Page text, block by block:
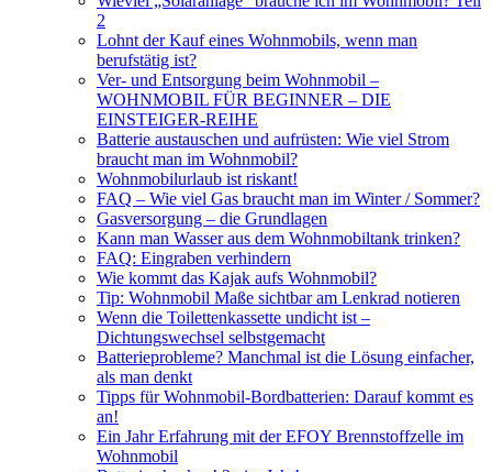
2
Lohnt der Kauf eines Wohnmobils, wenn man
berufstätig ist?
Ver- und Entsorgung beim Wohnmobil –
WOHNMOBIL FÜR BEGINNER – DIE
EINSTEIGER-REIHE
Batterie austauschen und aufrüsten: Wie viel Strom
braucht man im Wohnmobil?
Wohnmobilurlaub ist riskant!
FAQ – Wie viel Gas braucht man im Winter / Sommer?
Gasversorgung – die Grundlagen
Kann man Wasser aus dem Wohnmobiltank trinken?
FAQ: Eingraben verhindern
Wie kommt das Kajak aufs Wohnmobil?
Tip: Wohnmobil Maße sichtbar am Lenkrad notieren
Wenn die Toilettenkassette undicht ist –
Dichtungswechsel selbstgemacht
Batterieprobleme? Manchmal ist die Lösung einfacher,
als man denkt
Tipps für Wohnmobil-Bordbatterien: Darauf kommt es
an!
Ein Jahr Erfahrung mit der EFOY Brennstoffzelle im
Wohnmobil